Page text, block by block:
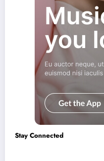
Stay Connected